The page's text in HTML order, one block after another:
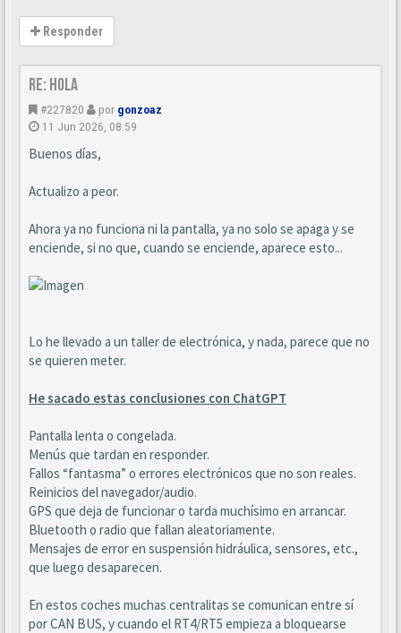
Responder
Re: Hola
#227820 por gonzoaz
11 Jun 2026, 08:59
Buenos días,
Actualizo a peor.
Ahora ya no funciona ni la pantalla, ya no solo se apaga y se
enciende, si no que, cuando se enciende, aparece esto...
Lo he llevado a un taller de electrónica, y nada, parece que no
se quieren meter.
He sacado estas conclusiones con ChatGPT
Pantalla lenta o congelada.
Menús que tardan en responder.
Fallos “fantasma” o errores electrónicos que no son reales.
Reinicios del navegador/audio.
GPS que deja de funcionar o tarda muchísimo en arrancar.
Bluetooth o radio que fallan aleatoriamente.
Mensajes de error en suspensión hidráulica, sensores, etc.,
que luego desaparecen.
En estos coches muchas centralitas se comunican entre sí
por CAN BUS, y cuando el RT4/RT5 empieza a bloquearse